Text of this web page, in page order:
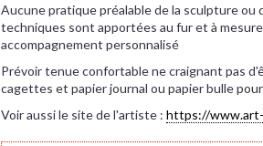
Aucune pratique préalable de la sculpture ou
techniques sont apportées au fur et à
accompagnement personnalisé
Prévoir tenue confortable ne craignant pas
cagettes et papier journal ou papier bulle
Voir aussi le site de l'artiste : https://